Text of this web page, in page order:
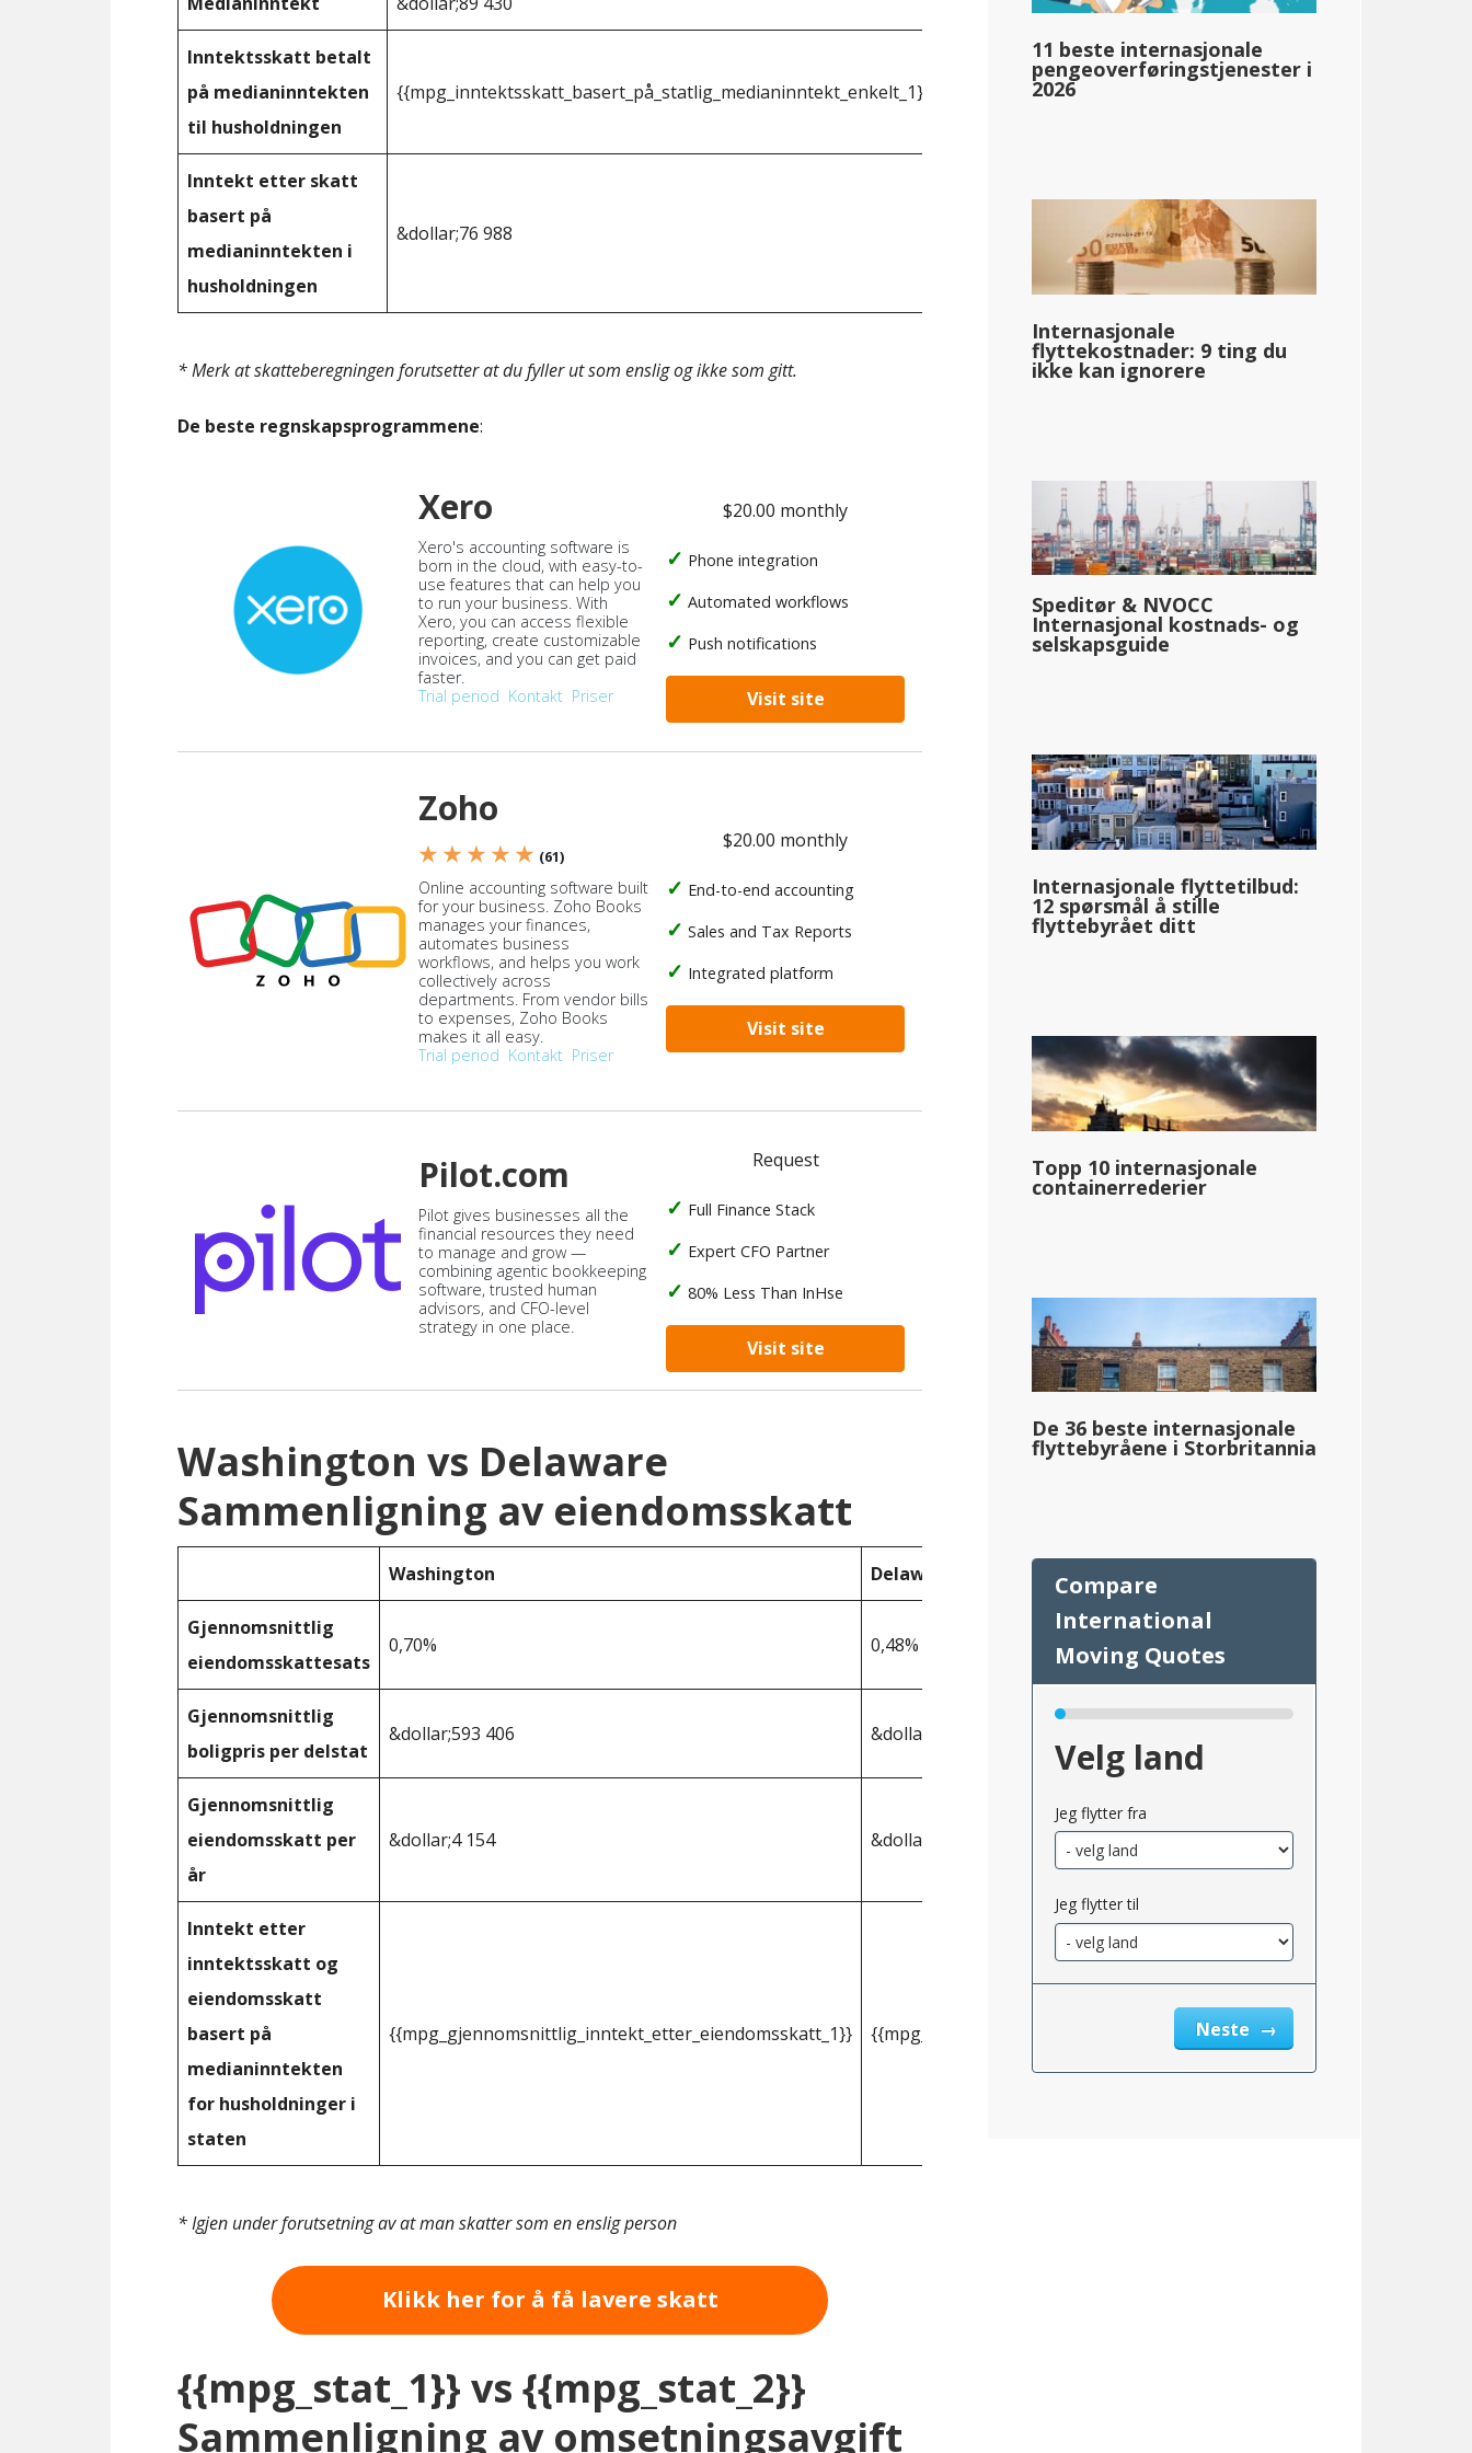
Inntektsskatt betalt
på medianinntekten
til husholdningen
{{mpg_inntektsskatt_basert_på_statlig_medianinntekt_enkelt_1}}
Inntekt etter skatt
basert på
medianinntekten i
husholdningen
&dollar;76 988
* Merk at skatteberegningen forutsetter at du fyller ut som enslig og ikke som gitt.
De beste regnskapsprogrammene:
Xero
Xero's accounting software is
born in the cloud, with easy-to-
use features that can help you
to run your business. With
Xero, you can access flexible
reporting, create customizable
invoices, and you can get paid
faster.
Trial period Kontakt Priser
$20.00 monthly
Phone integration
Automated workflows
Push notifications
Visit site
Zoho
★ ★ ★ ★ ★ (61)
Online accounting software built
for your business. Zoho Books
manages your finances,
automates business
workflows, and helps you work
collectively across
departments. From vendor bills
to expenses, Zoho Books
makes it all easy.
Trial period Kontakt Priser
$20.00 monthly
End-to-end accounting
Sales and Tax Reports
Integrated platform
Visit site
Pilot.com
Pilot gives businesses all the
financial resources they need
to manage and grow —
combining agentic bookkeeping
software, trusted human
advisors, and CFO-level
strategy in one place.
Request
Full Finance Stack
Expert CFO Partner
80% Less Than InHse
Visit site
Washington vs Delaware
Sammenligning av eiendomsskatt
Washington Delaware
Gjennomsnittlig
eiendomsskattesats
0,70% 0,48%
Gjennomsnittlig
boligpris per delstat
&dollar;593 406 &dollar;367 443
Gjennomsnittlig
eiendomsskatt per
år
&dollar;4 154 &dollar;1 764
Inntekt etter
inntektsskatt og
eiendomsskatt
basert på
medianinntekten
for husholdninger i
staten
{{mpg_gjennomsnittlig_inntekt_etter_eiendomsskatt_1}} {{mpg_gjennomsnittlig_inntekt_etter_eiendomsskatt_2}}
* Igjen under forutsetning av at man skatter som en enslig person
Klikk her for å få lavere skatt
{{mpg_stat_1}} vs {{mpg_stat_2}}
Sammenligning av omsetningsavgift
11 beste internasjonale
pengeoverføringstjenester i
2026
Internasjonale
flyttekostnader: 9 ting du
ikke kan ignorere
Speditør & NVOCC
Internasjonal kostnads- og
selskapsguide
Internasjonale flyttetilbud:
12 spørsmål å stille
flyttebyrået ditt
Topp 10 internasjonale
containerrederier
De 36 beste internasjonale
flyttebyråene i Storbritannia
Velg land
Jeg flytter fra
Jeg flytter til
Neste